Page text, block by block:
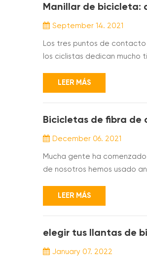
Manillar de bicicleta:
September 14. 2021
Los tres puntos de
los ciclistas dedican mucho
rendimiento, ya que juegan
LEER MÁS
Bicicletas de fibra de
December 06. 2021
Mucha gente ha
de nosotros hemos usado
dañan fácilmente. Hay
LEER MÁS
elegir tus llantas de
January 07. 2022